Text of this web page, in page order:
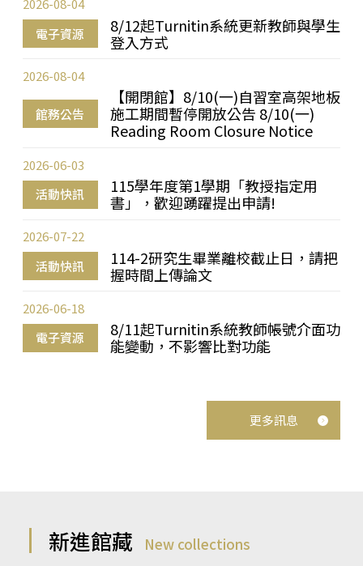
電子資源
8/12起Turnitin系統更新教師與學生
登入方式
2026-08-04
館務公告
【開閉館】8/10(一)自習室高架地板
施工期間暫停開放公告 8/10(一)
Reading Room Closure Notice
2026-08-04
活動快訊
115學年度第1學期「教授指定用
書」，歡迎踴躍提出申請!
2026-06-03
活動快訊
114-2研究生畢業離校截止日，請把
握時間上傳論文
2026-07-22
電子資源
8/11起Turnitin系統教師帳號介面功
能變動，不影響比對功能
2026-06-18
更多訊息
新進館藏 New collections